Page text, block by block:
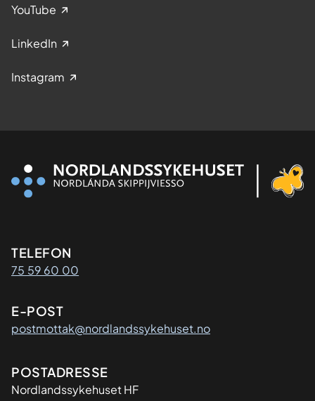
YouTube
LinkedIn
Instagram
Kontaktinformasjon
TELEFON
75 59 60 00
E-POST
postmottak@nordlandssykehuset.no
Adresse
POSTADRESSE
Nordlandssykehuset HF